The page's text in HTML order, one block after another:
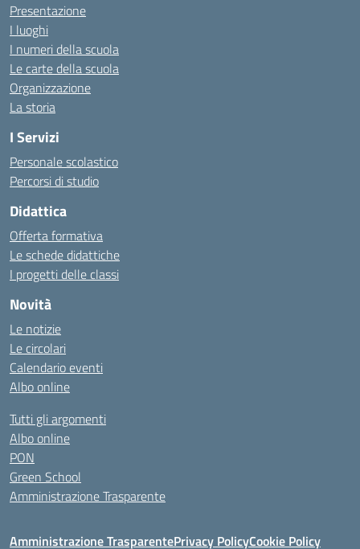
Presentazione
I luoghi
I numeri della scuola
Le carte della scuola
Organizzazione
La storia
I Servizi
Personale scolastico
Percorsi di studio
Didattica
Offerta formativa
Le schede didattiche
I progetti delle classi
Novità
Le notizie
Le circolari
Calendario eventi
Albo online
Tutti gli argomenti
Albo online
PON
Green School
Amministrazione Trasparente
Amministrazione TrasparentePrivacy PolicyCookie Policy